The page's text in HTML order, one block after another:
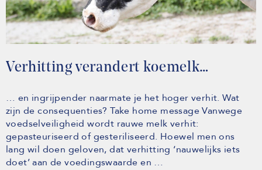
Verhitting verandert koemelk…
… en ingrijpender naarmate je het hoger verhit. Wat
zijn de consequenties? Take home message Vanwege
voedselveiligheid wordt rauwe melk verhit:
gepasteuriseerd of gesteriliseerd. Hoewel men ons
lang wil doen geloven, dat verhitting ‘nauwelijks iets
doet’ aan de voedingswaarde en …